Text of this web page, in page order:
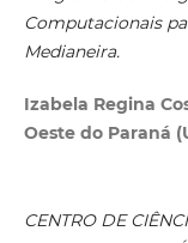
Computacionais
Medianeira.
Izabela Regina
Oeste do Paraná
CENTRO DE